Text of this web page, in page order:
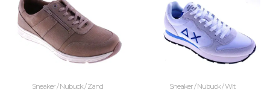
Sneaker / Nubuck / Zand
Sneaker / Nubuck / Wit